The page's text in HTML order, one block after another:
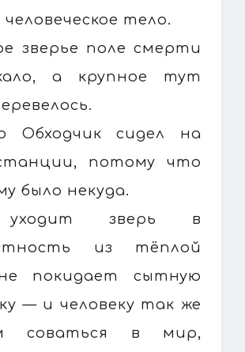
тело.
зверье поле смерти
а крупное тут
Обходчик сидел на
потому что
было некуда.
зверь в
из тёплой
покидает сытную
— и человеку так же
соваться в мир,